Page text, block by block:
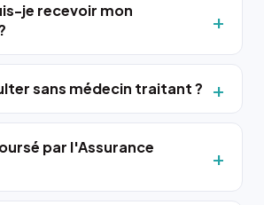
je recevoir mon
sans médecin traitant ?
par l'Assurance